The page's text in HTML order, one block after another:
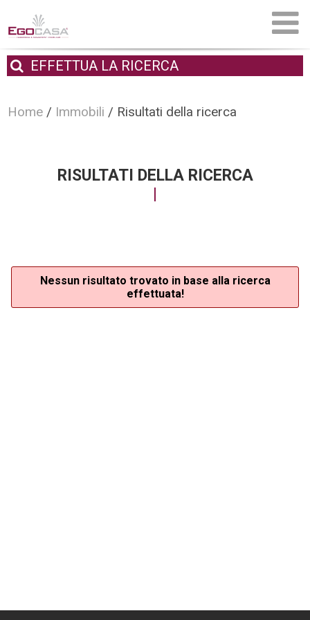
EFFETTUA LA RICERCA
Home / Immobili / Risultati della ricerca
RISULTATI DELLA RICERCA
Nessun risultato trovato in base alla ricerca
effettuata!